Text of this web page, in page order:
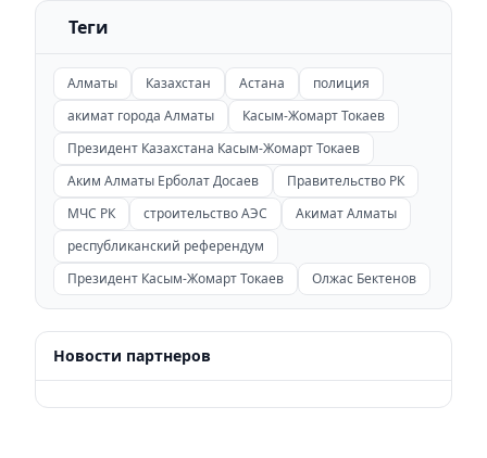
Теги
Алматы Казахстан Астана
полиция
акимат города Алматы
Касым-Жомарт Токаев
Президент Казахстана Касым-Жомарт Токаев
Аким Алматы Ерболат Досаев
Правительство РК
МЧС РК
строительство АЭС
Акимат Алматы
республиканский референдум
Президент Касым-Жомарт Токаев
Олжас Бектенов
Новости партнеров